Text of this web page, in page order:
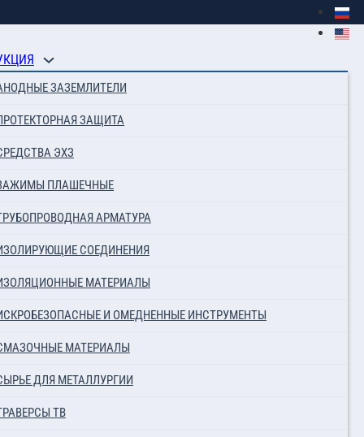
ЗАЗЕМЛИТЕЛИ
ЗАЩИТА
ЭХЗ
ПЛАШЕЧНЫЕ
АРМАТУРА
СОЕДИНЕНИЯ
МАТЕРИАЛЫ
И ОМЕДНЕННЫЕ ИНСТРУМЕНТЫ
МАТЕРИАЛЫ
ДЛЯ МЕТАЛЛУРГИИ
ТВ